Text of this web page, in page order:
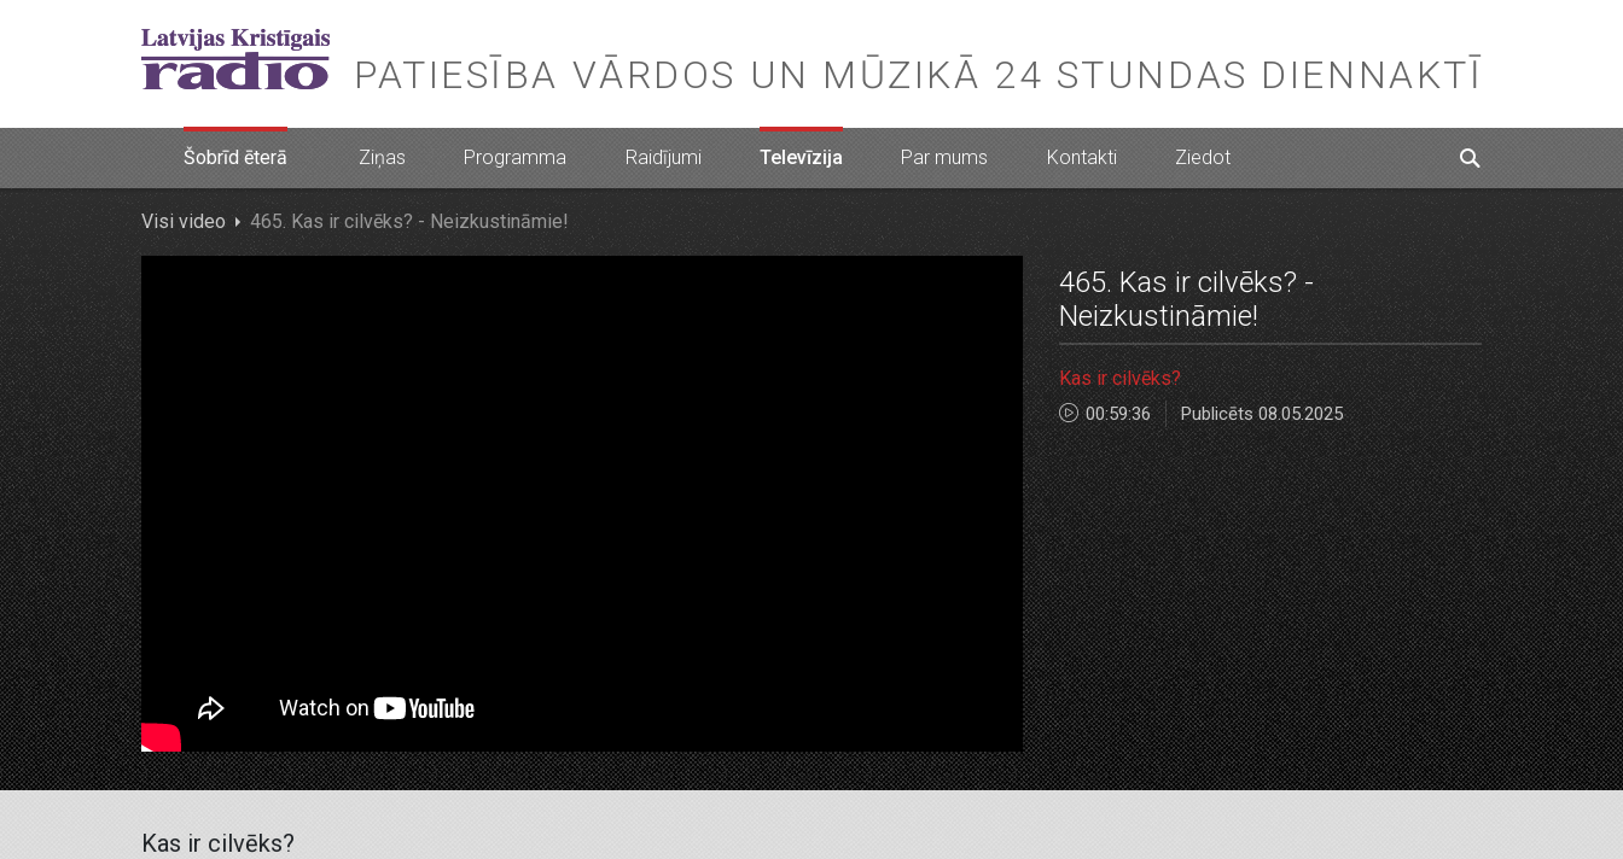
PATIESĪBA VĀRDOS UN MŪZIKĀ 24 STUNDAS DIENNAKTĪ
Šobrīd ēterā Ziņas Programma Raidījumi Televīzija Par mums Kontakti Ziedot
Visi video 465. Kas ir cilvēks? - Neizkustināmie!
465. Kas ir cilvēks? -
Neizkustināmie!
Kas ir cilvēks?
00:59:36 Publicēts 08.05.2025
Kas ir cilvēks?